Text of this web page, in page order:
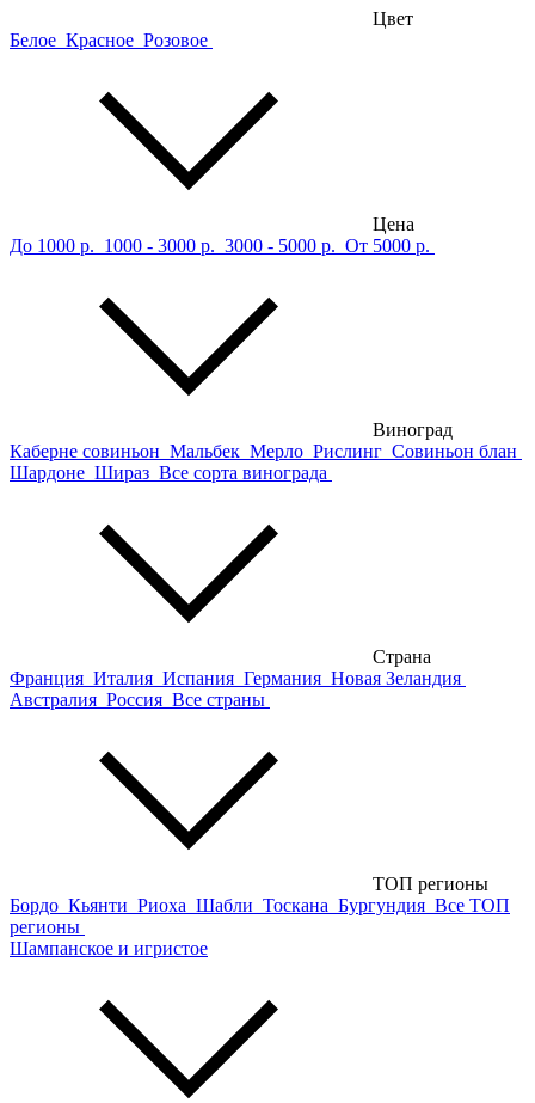
Цвет
Белое Красное Розовое
Цена
До 1000 р. 1000 - 3000 р. 3000 - 5000 р. От 5000 р.
Виноград
Каберне совиньон Мальбек Мерло Рислинг Совиньон блан
Шардоне Шираз Все сорта винограда
Страна
Франция Италия Испания Германия Новая Зеландия
Австралия Россия Все страны
ТОП регионы
Бордо Кьянти Риоха Шабли Тоскана Бургундия Все ТОП
регионы
Шампанское и игристое